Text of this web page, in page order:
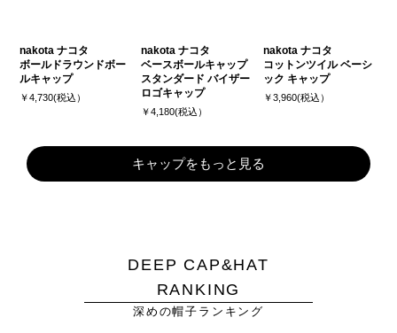
nakota ナコタ
ボールドラウンドボー
ルキャップ
￥4,730(税込）
nakota ナコタ
ベースボールキャップ
スタンダード バイザー
ロゴキャップ
￥4,180(税込）
nakota ナコタ
コットンツイル ベーシ
ック キャップ
￥3,960(税込）
キャップをもっと見る
DEEP CAP&HAT
RANKING
深めの帽子ランキング